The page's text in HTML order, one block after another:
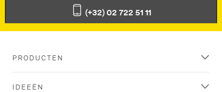
(+32) 02 722 51 11
PRODUCTEN
IDEEËN